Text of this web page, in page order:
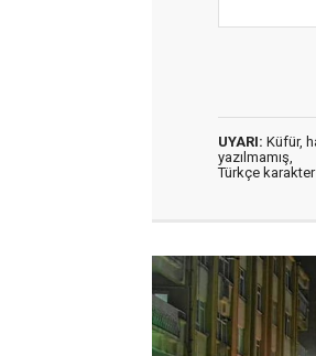
UYARI: Küfür,
yazılmamış,
Türkçe